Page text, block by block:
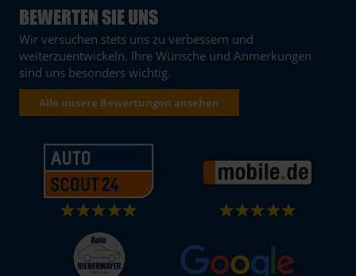
BEWERTEN SIE UNS
Wir versuchen stets uns zu verbessern und
weiterzuentwickeln. Ihre Wünsche und Anmerkungen
sind uns besonders wichtig.
Alle unsere Bewertungen ansehen